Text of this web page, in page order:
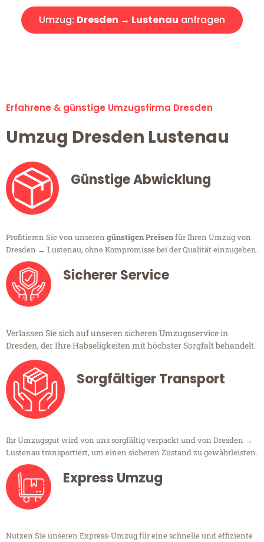
Umzug: Dresden → Lustenau anfragen
Erfahrene & günstige Umzugsfirma Dresden
Umzug Dresden Lustenau
Günstige Abwicklung
Profitieren Sie von unseren günstigen Preisenfür Ihren Umzug von
Dresden → Lustenau, ohne Kompromisse bei der Qualität einzugehen.
Sicherer Service
Verlassen Sie sich auf unseren sicheren Umzugsservice in
Dresden, der Ihre Habseligkeiten mit höchster Sorgfalt behandelt.
Sorgfältiger Transport
Ihr Umzugsgut wird von uns sorgfältig verpackt und von Dresden →
Lustenau transportiert, um einen sicheren Zustand zu gewährleisten.
Express Umzug
Nutzen Sie unseren Express-Umzug für eine schnelle und effiziente